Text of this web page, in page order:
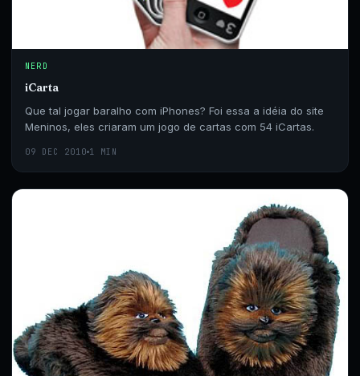
NERD
iCarta
Que tal jogar baralho com iPhones? Foi essa a idéia do site
Meninos, eles criaram um jogo de cartas com 54 iCartas.
09 DEC 2010 1 MIN